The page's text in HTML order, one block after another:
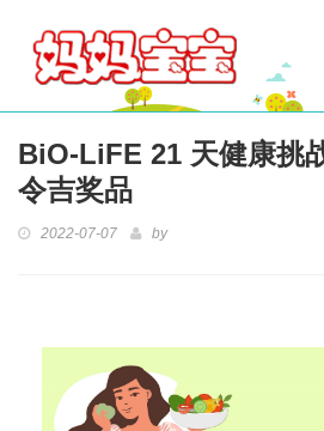
BiO-LiFE 21 天健康挑
令吉奖品
2022-07-07 by